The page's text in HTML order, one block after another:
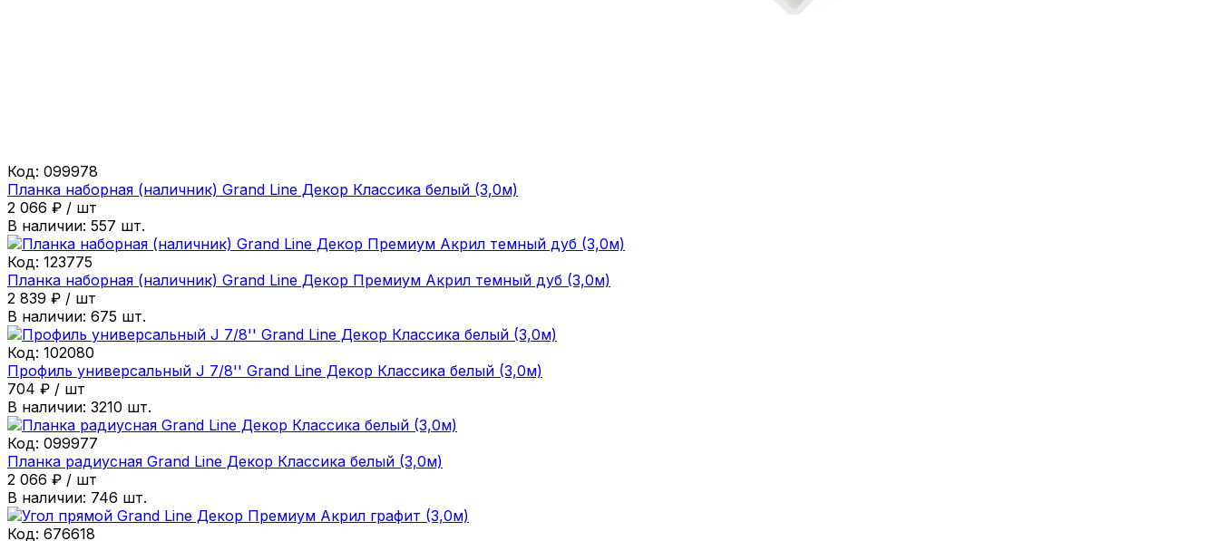
Код: 099978
Планка наборная (наличник) Grand Line Декор Классика белый (3,0м)
2 066 ₽ / шт
В наличии: 557 шт.
Код: 123775
Планка наборная (наличник) Grand Line Декор Премиум Акрил темный дуб (3,0м)
2 839 ₽ / шт
В наличии: 675 шт.
Код: 102080
Профиль универсальный J 7/8'' Grand Line Декор Классика белый (3,0м)
704 ₽ / шт
В наличии: 3210 шт.
Код: 099977
Планка радиусная Grand Line Декор Классика белый (3,0м)
2 066 ₽ / шт
В наличии: 746 шт.
Код: 676618